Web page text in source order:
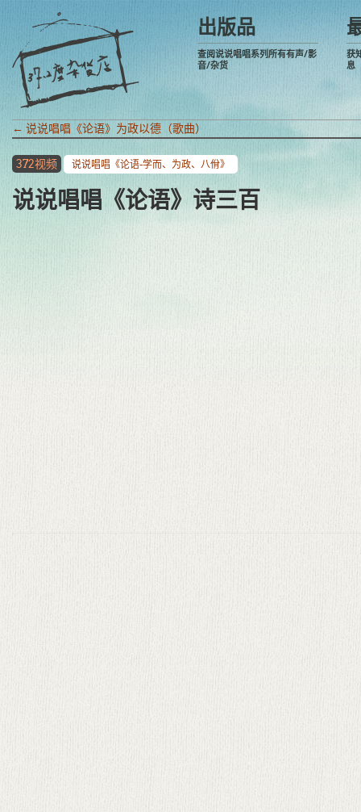
出版品
查阅说说唱唱系列所有有声/影
音/杂货
获
息
← 说说唱唱《论语》为政以德（歌曲）
372视频 说说唱唱《论语-学而、为政、八佾》
说说唱唱《论语》诗三百